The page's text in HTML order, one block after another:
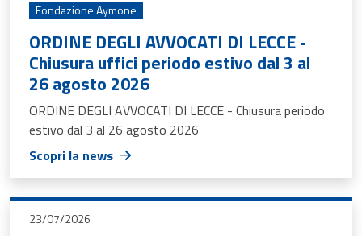
Fondazione Aymone
ORDINE DEGLI AVVOCATI DI LECCE -
Chiusura uffici periodo estivo dal 3 al
26 agosto 2026
ORDINE DEGLI AVVOCATI DI LECCE - Chiusura periodo
estivo dal 3 al 26 agosto 2026
Scopri la news
23/07/2026